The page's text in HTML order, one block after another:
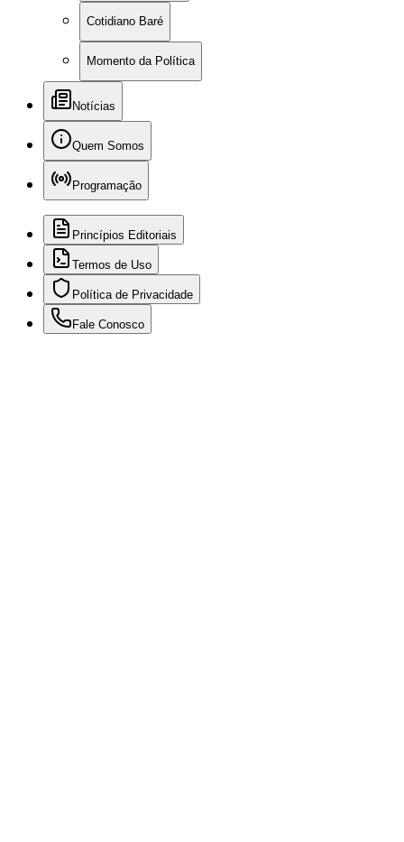
Cotidiano Baré
Momento da Política
Notícias
Quem Somos
Programação
Princípios Editoriais
Termos de Uso
Política de Privacidade
Fale Conosco